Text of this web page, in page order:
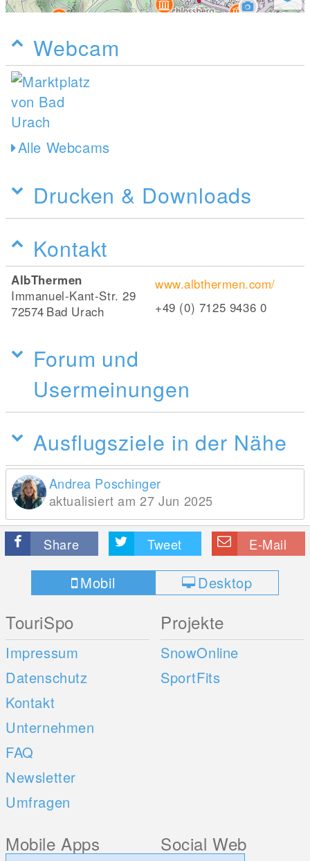
Webcam
Alle Webcams
Drucken & Downloads
Kontakt
AlbThermen
Immanuel-Kant-Str. 29
72574 Bad Urach
www.albthermen.com/
+49 (0) 7125 9436 0
Forum und
Usermeinungen
Ausflugsziele in der Nähe
Andrea Poschinger
aktualisiert am 27 Jun 2025
Share Tweet E-Mail
Mobil Desktop
TouriSpo
Impressum
Datenschutz
Kontakt
Unternehmen
FAQ
Newsletter
Umfragen
Projekte
SnowOnline
SportFits
Mobile Apps Social Web